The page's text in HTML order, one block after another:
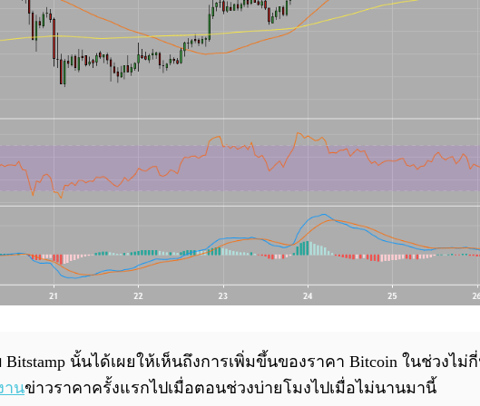
Bitstamp นั้นได้เผยให้เห็นถึงการเพิ่มขึ้นของราคา Bitcoin ในช่ว
านข่าวราคาครั้งแรกไปเมื่อตอนช่วงบ่ายโมงไปเมื่อไม่นานมานี้